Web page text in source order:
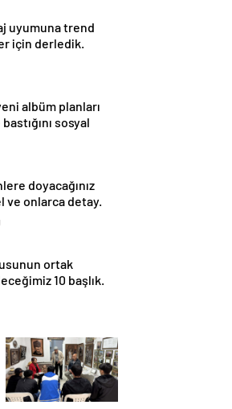
uyumuna trend
için derledik.
albüm planları
sosyal
doyacağınız
ve onlarca detay.
ortak
10 başlık.